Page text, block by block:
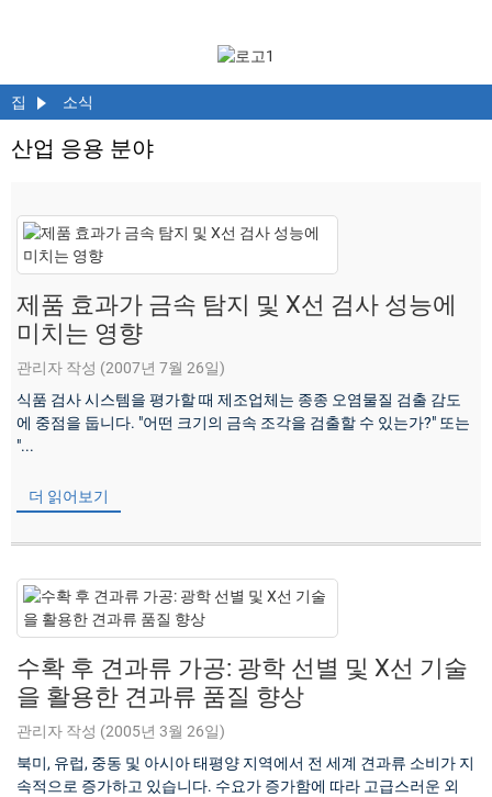
집 소식
산업 응용 분야
제품 효과가 금속 탐지 및 X선 검사 성능에
미치는 영향
관리자 작성 (2007년 7월 26일)
식품 검사 시스템을 평가할 때 제조업체는 종종 오염물질 검출 감도
에 중점을 둡니다. "어떤 크기의 금속 조각을 검출할 수 있는가?" 또는
"...
더 읽어보기
수확 후 견과류 가공: 광학 선별 및 X선 기술
을 활용한 견과류 품질 향상
관리자 작성 (2005년 3월 26일)
북미, 유럽, 중동 및 아시아 태평양 지역에서 전 세계 견과류 소비가 지
속적으로 증가하고 있습니다. 수요가 증가함에 따라 고급스러운 외